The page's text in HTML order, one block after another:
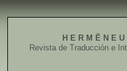
H E R M Ē N E U
Revista de Traducción e